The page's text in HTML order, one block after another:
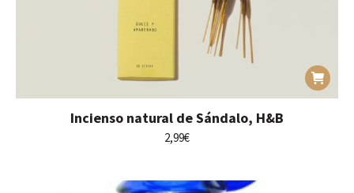
Incienso natural de Sándalo, H&B
2,99€